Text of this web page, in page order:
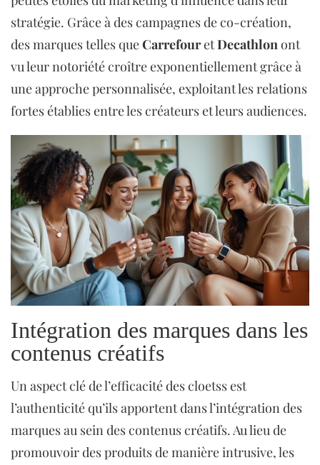
stratégie. Grâce à des campagnes de co-création,
des marques telles queCarrefouretDecathlonont
vu leur notoriété croître exponentiellement grâce à
une approche personnalisée, exploitant les relations
fortes établies entre les créateurs et leurs audiences.
Intégration des marques dans les
contenus créatifs
Un aspect clé de l’efficacité des cloetss est
l’authenticité qu’ils apportent dans l’intégration des
marques au sein des contenus créatifs. Au lieu de
promouvoir des produits de manière intrusive, les